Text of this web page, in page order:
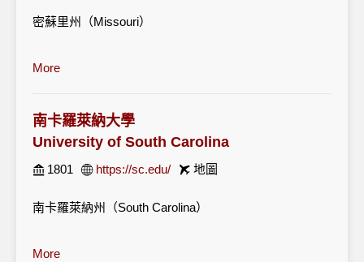
密蘇里州（Missouri）
More
南卡羅萊納大學
University of South Carolina
1801 https://sc.edu/ 地圖
南卡羅萊納州（South Carolina）
More